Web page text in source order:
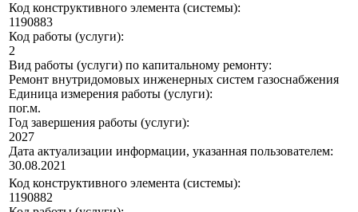
Код конструктивного элемента (системы):
1190883
Код работы (услуги):
2
Вид работы (услуги) по капитальному ремонту:
Ремонт внутридомовых инженерных систем газоснабжения
Единица измерения работы (услуги):
пог.м.
Год завершения работы (услуги):
2027
Дата актуализации информации, указанная пользователем:
30.08.2021
Код конструктивного элемента (системы):
1190882